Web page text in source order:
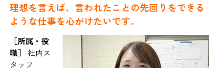
理想を言えば、言われたことの先回りをできる
ような仕事を心がけたいです。
［所属・役
職］ 社内ス
タッフ